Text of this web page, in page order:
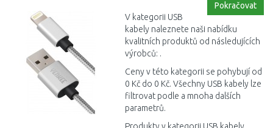
Pokračovat
V kategorii USB
kabely naleznete naši nabídku
kvalitních produktů od následujících
výrobců: .
Ceny v této kategorii se pohybují od
0 Kč do 0 Kč. Všechny USB kabely lze
filtrovat podle a mnoha dalších
parametrů.